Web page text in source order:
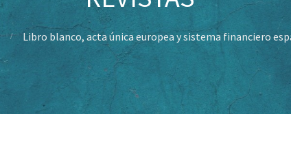
Libro blanco, acta única europea y sistema financiero